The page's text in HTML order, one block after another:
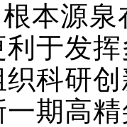
本源
于发
科研
期高